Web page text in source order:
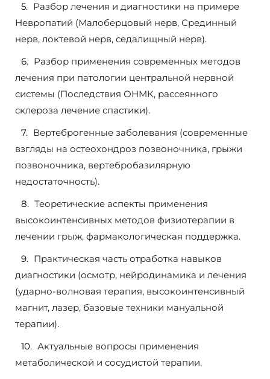
Разбор лечения и диагностики на примере
Невропатий (Малоберцовый нерв, Срединный
нерв, локтевой нерв, седалищный нерв).
Разбор применения современных методов
лечения при патологии центральной нервной
системы (Последствия ОНМК, рассеянного
склероза лечение спастики).
Вертеброгенные заболевания (современные
взгляды на остеохондроз позвоночника, грыжи
позвоночника, вертебробазилярную
недостаточность).
Теоретические аспекты применения
высокоинтенсивных методов физиотерапии в
лечении грыж, фармакологическая поддержка.
Практическая часть отработка навыков
диагностики (осмотр, нейродинамика и лечения
(ударно-волновая терапия, высокоинтенсивный
магнит, лазер, базовые техники мануальной
терапии).
Актуальные вопросы применения
метаболической и сосудистой терапии.